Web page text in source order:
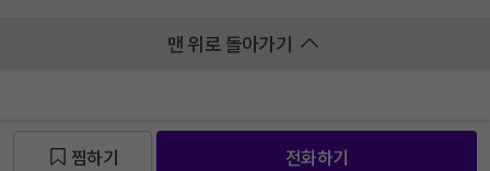
맨 위로 돌아가기
찜하기 전화하기